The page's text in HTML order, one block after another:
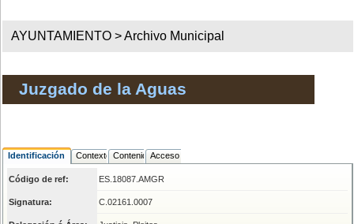
AYUNTAMIENTO >Archivo Municipal
Juzgado de la Aguas
Identificación Contexto ContenidoAcceso
Código de ref: ES.18087.AMGR
Signatura: C.02161.0007